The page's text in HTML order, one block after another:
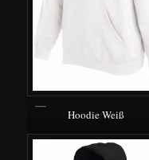
Hoodie Weiß